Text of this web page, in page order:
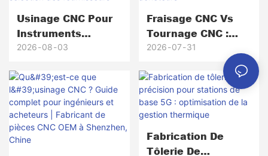
Usinage CNC Pour
Instruments
Médicaux Et
Matériaux,
Tolérances,
Procédés Et
Sélection Des
Fournisseurs
2026 08 03
Fraisage CNC Vs
Tournage CNC :
Quelle Est La
Différence ? Un
Guide Complet
Pour Les
Ingénieurs Et Les
Acheteurs
2026 07 31
Fabrication De
Tôlerie De